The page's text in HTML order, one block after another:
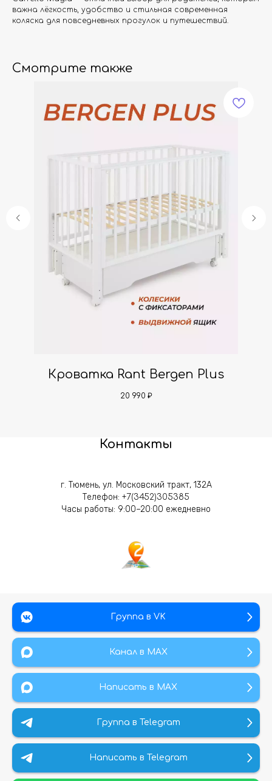
важна лёгкость, удобство и стильная современная
коляска для повседневных прогулок и путешествий.
Смотрите также
Кроватка Rant Bergen Plus
20 990 ₽
Контакты
г. Тюмень, ул. Московский тракт, 132А
Телефон: +7(3452)305385
Часы работы: 9:00–20:00 ежедневно
Группа в VK
Канал в МАХ
Написать в MAX
Группа в Telegram
Написать в Telegram